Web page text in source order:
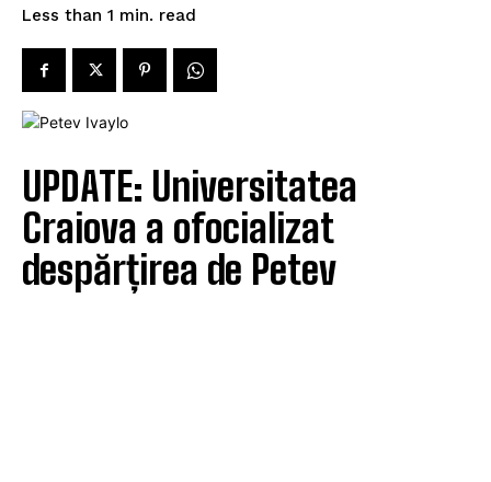
Less than 1 min. read
UPDATE: Universitatea
Craiova a ofocializat
despărțirea de Petev